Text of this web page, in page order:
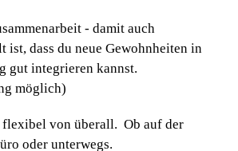
- damit auch
ist, dass du neue Gewohnheiten in
gut integrieren kannst.
möglich)
flexibel von überall. Ob auf der
oder unterwegs.